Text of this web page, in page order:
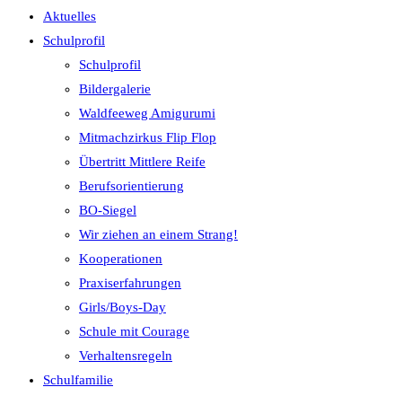
Aktuelles
Schulprofil
Schulprofil
Bildergalerie
Waldfeeweg Amigurumi
Mitmachzirkus Flip Flop
Übertritt Mittlere Reife
Berufsorientierung
BO-Siegel
Wir ziehen an einem Strang!
Kooperationen
Praxiserfahrungen
Girls/Boys-Day
Schule mit Courage
Verhaltensregeln
Schulfamilie